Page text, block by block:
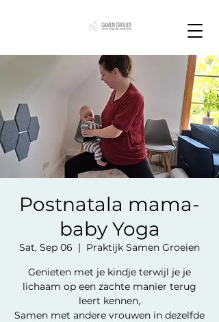
Postnatala mama-
baby Yoga
Sat, Sep 06
  |
Praktijk Samen Groeien
Genieten met je kindje terwijl je je
lichaam op een zachte manier terug
leert kennen,
Samen met andere vrouwen in dezelfde